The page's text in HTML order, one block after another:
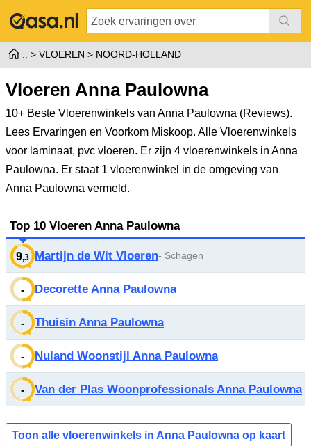
VLOEREN NOORD-HOLLAND
Vloeren Anna Paulowna
10+ Beste Vloerenwinkels van Anna Paulowna (Reviews).
Lees Ervaringen en Voorkom Miskoop. Alle Vloerenwinkels
voor laminaat, pvc vloeren. Er zijn 4 vloerenwinkels in Anna
Paulowna. Er staat 1 vloerenwinkel in de omgeving van
Anna Paulowna vermeld.
Top 10 Vloeren Anna Paulowna
9,3 Martijn de Wit Vloeren- Schagen
- Decorette Anna Paulowna
- Thuisin Anna Paulowna
- Nuland Woonstijl Anna Paulowna
- Van der Plas Woonprofessionals Anna Paulowna
Toon alle vloerenwinkels in Anna Paulowna op kaart